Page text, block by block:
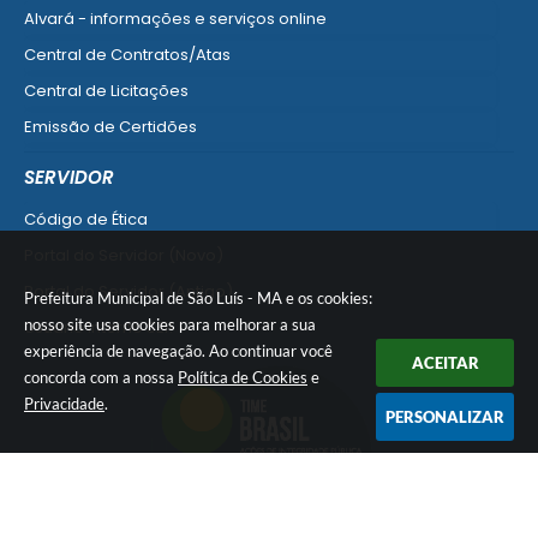
Prefeitura Municipal de São Luís - MA e os cookies:
nosso site usa cookies para melhorar a sua
experiência de navegação. Ao continuar você
concorda com a nossa Política de Cookies e
Privacidade.
ACEITAR
PERSONALIZAR
Alvará - informações e serviços online
Central de Contratos/Atas
Central de Licitações
Emissão de Certidões
SERVIDOR
Código de Ética
Portal do Servidor (Antigo)
Usuário Interno SEI!
SISCON
1doc Legado